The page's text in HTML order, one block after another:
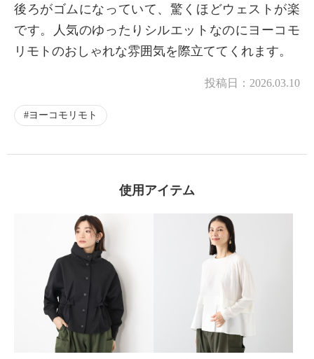
後ろがゴムになっていて、驚くほどウェストが楽
です。人気のゆったりシルエットなのにヨーコモ
リモトのおしゃれな雰囲気を際立ててくれます。
投稿日： 2026.03.10
ヨーコモリモト
使用アイテム